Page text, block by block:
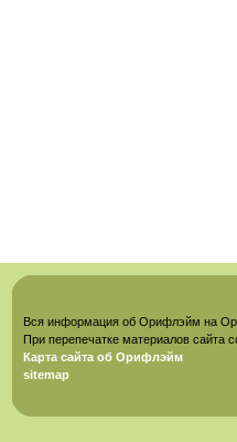
Вся информация об Орифлэйм на
При перепечатке материалов сайта
Карта сайта об Орифлэйм
sitemap